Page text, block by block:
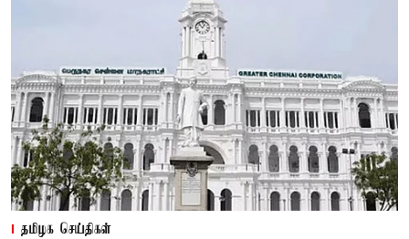
தமிழக செய்திகள்